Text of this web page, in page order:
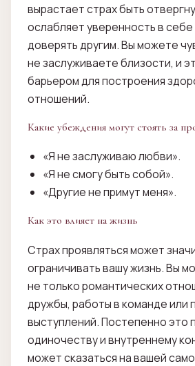
вырастает страх быть
ослабляет уверенность в
доверять другим. Вы можете
не заслуживаете близости, и
барьером для построения
отношений.
Какие убеждения могут стоять за
«Я не заслуживаю любви».
«Я не смогу быть собой».
«Другие не примут меня».
Как это влияет на жизнь
Страх проявляться может
ограничивать вашу жизнь. Вы
не только романтических
дружбы, работы в команде или
выступлений. Постепенно это
одиночеству и внутреннему
может сказаться на вашей